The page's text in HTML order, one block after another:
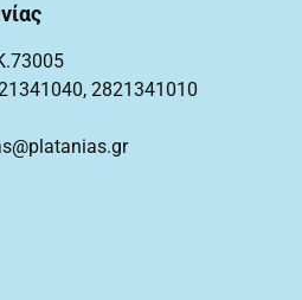
2821341010